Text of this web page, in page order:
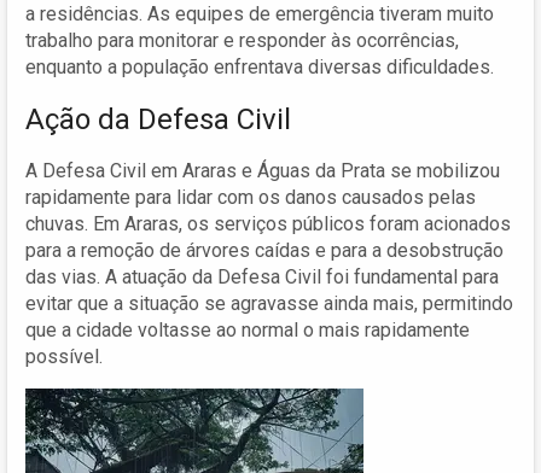
a residências. As equipes de emergência tiveram muito
trabalho para monitorar e responder às ocorrências,
enquanto a população enfrentava diversas dificuldades.
Ação da Defesa Civil
A Defesa Civil em Araras e Águas da Prata se mobilizou
rapidamente para lidar com os danos causados pelas
chuvas. Em Araras, os serviços públicos foram acionados
para a remoção de árvores caídas e para a desobstrução
das vias. A atuação da Defesa Civil foi fundamental para
evitar que a situação se agravasse ainda mais, permitindo
que a cidade voltasse ao normal o mais rapidamente
possível.